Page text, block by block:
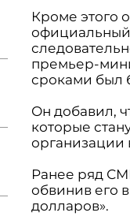
Кроме этого
премьер-
сроками был
Он добавил,
которые
организации
Ранее ряд
обвинив его
долларов».